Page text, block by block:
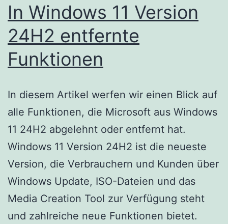
In Windows 11 Version
24H2 entfernte
Funktionen
In diesem Artikel werfen wir einen Blick auf
alle Funktionen, die Microsoft aus Windows
11 24H2 abgelehnt oder entfernt hat.
Windows 11 Version 24H2 ist die neueste
Version, die Verbrauchern und Kunden über
Windows Update, ISO-Dateien und das
Media Creation Tool zur Verfügung steht
und zahlreiche neue Funktionen bietet.